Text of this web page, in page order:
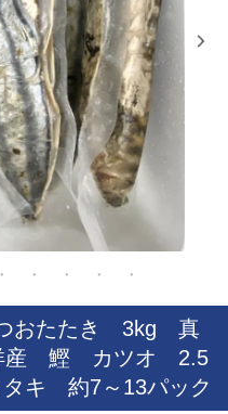
つおたたき 3kg 真
産 鰹 カツオ 2.5
キ 約7～13パック